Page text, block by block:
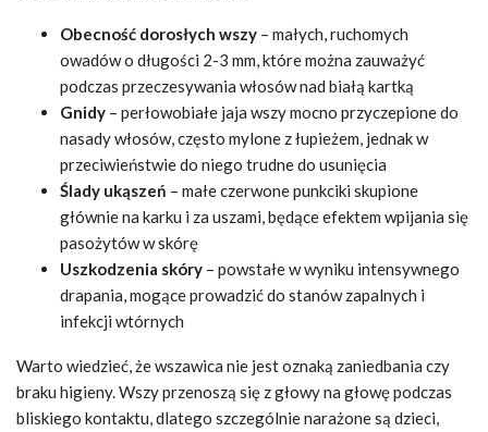
Obecność dorosłych wszy – małych, ruchomych
owadów o długości 2-3 mm, które można zauważyć
podczas przeczesywania włosów nad białą kartką
Gnidy – perłowobiałe jaja wszy mocno przyczepione do
nasady włosów, często mylone z łupieżem, jednak w
przeciwieństwie do niego trudne do usunięcia
Ślady ukąszeń – małe czerwone punkciki skupione
głównie na karku i za uszami, będące efektem wpijania się
pasożytów w skórę
Uszkodzenia skóry – powstałe w wyniku intensywnego
drapania, mogące prowadzić do stanów zapalnych i
infekcji wtórnych
Warto wiedzieć, że wszawica nie jest oznaką zaniedbania czy
braku higieny. Wszy przenoszą się z głowy na głowę podczas
bliskiego kontaktu, dlatego szczególnie narażone są dzieci,